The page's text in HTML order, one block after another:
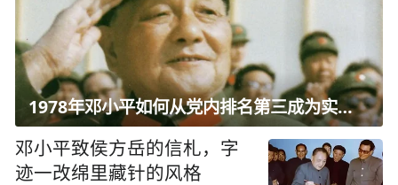
1978年邓小平如何从党内排名第三成为实际核心？
邓小平致侯方岳的信札，字
迹一改绵里藏针的风格